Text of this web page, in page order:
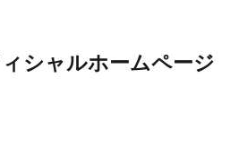
シャルホームページ